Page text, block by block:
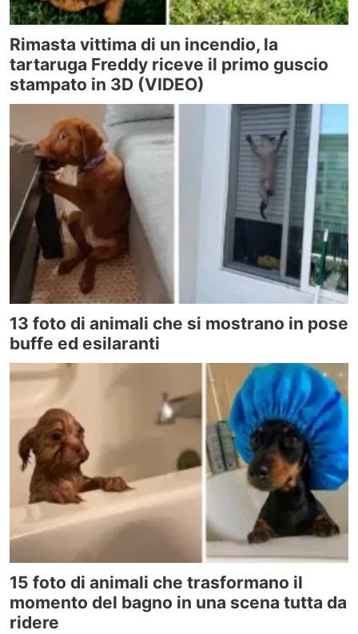
Rimasta vittima di un incendio, la
tartaruga Freddy riceve il primo guscio
stampato in 3D (VIDEO)
13 foto di animali che si mostrano in pose
buffe ed esilaranti
15 foto di animali che trasformano il
momento del bagno in una scena tutta da
ridere